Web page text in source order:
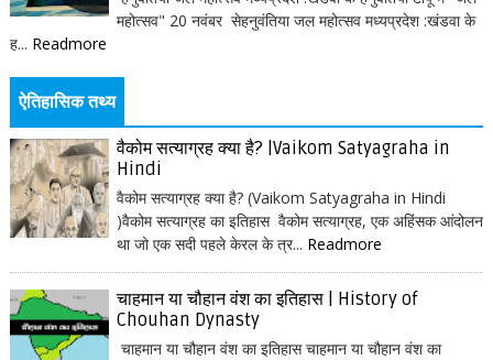
महोत्सव" 20 नवंबर सेहनुवंतिया जल महोत्सव मध्यप्रदेश :खंडवा के
ह... Readmore
ऐतिहासिक तथ्य
वैकोम सत्याग्रह क्या है? |Vaikom Satyagraha in
Hindi
वैकोम सत्याग्रह क्या है? (Vaikom Satyagraha in Hindi
)वैकोम सत्याग्रह का इतिहास वैकोम सत्याग्रह, एक अहिंसक आंदोलन
था जो एक सदी पहले केरल के त्र... Readmore
चाहमान या चौहान वंश का इतिहास | History of
Chouhan Dynasty
चाहमान या चौहान वंश का इतिहास चाहमान या चौहान वंश का